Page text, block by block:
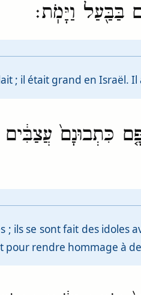
בַּבַּ֖עַל וַיָּמֹֽת׃
; il était grand en Israël.
כִּתְבוּנָם֙
ils se sont fait des idoles
et pour rendre hommage à